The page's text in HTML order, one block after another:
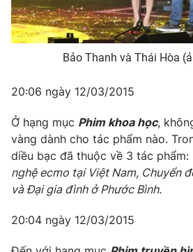
Bảo Thanh và Thái Hòa
20:06 ngày 12/03/2015
Ở hạng mục Phim khoa học,
vàng dành cho tác phẩm nào.
diều bạc đã thuộc về 3 tác phẩm:
nghệ ecmo tại Việt Nam, Chuyển
và Đại gia đình ở Phước Bình.
20:04 ngày 12/03/2015